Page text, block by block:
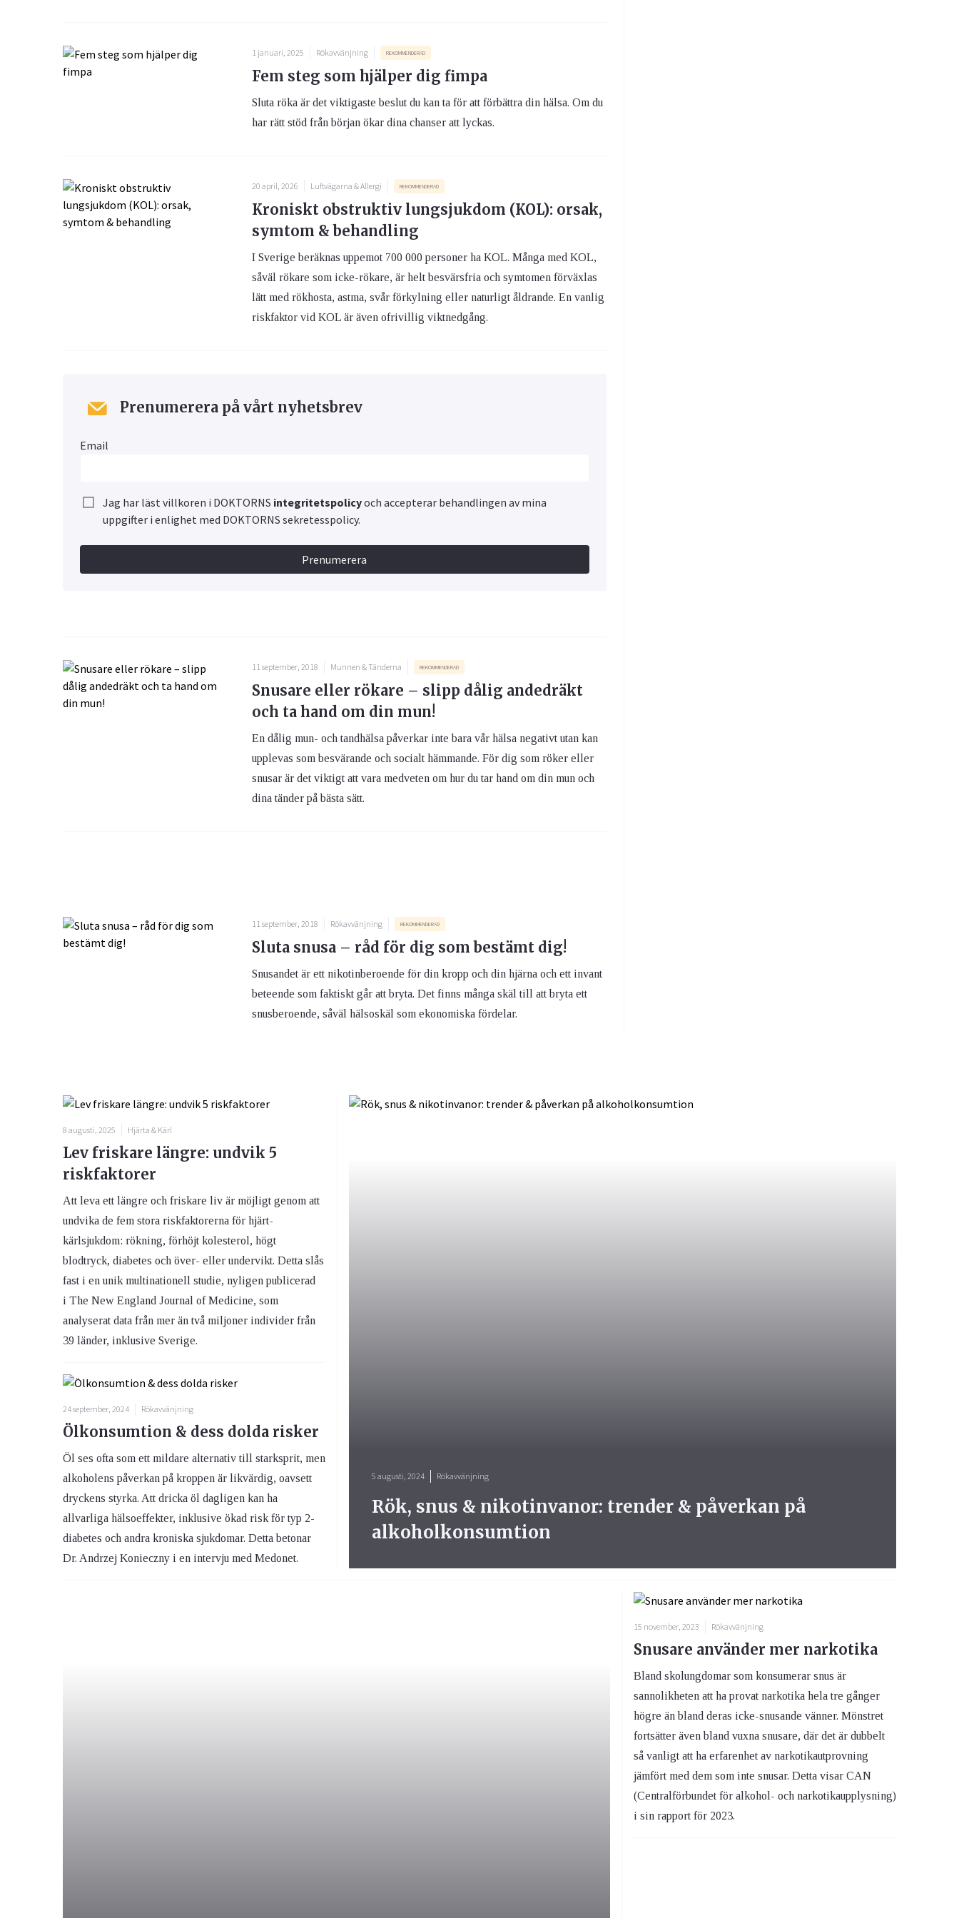
1 januari, 2025 Rökavvänjning REKOMMENDERAD
Fem steg som hjälper dig fimpa
Sluta röka är det viktigaste beslut du kan ta för att förbättra din hälsa. Om du
har rätt stöd från början ökar dina chanser att lyckas.
20 april, 2026 Luftvägarna & Allergi REKOMMENDERAD
Kroniskt obstruktiv lungsjukdom (KOL): orsak,
symtom & behandling
I Sverige beräknas uppemot 700 000 personer ha KOL. Många med KOL,
såväl rökare som icke-rökare, är helt besvärsfria och symtomen förväxlas
lätt med rökhosta, astma, svår förkylning eller naturligt åldrande. En vanlig
riskfaktor vid KOL är även ofrivillig viktnedgång.
Prenumerera på vårt nyhetsbrev
Email
Jag har läst villkoren i DOKTORNS integritetspolicyoch accepterar behandlingen av mina
uppgifter i enlighet med DOKTORNS sekretesspolicy.
Prenumerera
11 september, 2018 Munnen & Tänderna REKOMMENDERAD
Snusare eller rökare – slipp dålig andedräkt
och ta hand om din mun!
En dålig mun- och tandhälsa påverkar inte bara vår hälsa negativt utan kan
upplevas som besvärande och socialt hämmande. För dig som röker eller
snusar är det viktigt att vara medveten om hur du tar hand om din mun och
dina tänder på bästa sätt.
11 september, 2018 Rökavvänjning REKOMMENDERAD
Sluta snusa – råd för dig som bestämt dig!
Snusandet är ett nikotinberoende för din kropp och din hjärna och ett invant
beteende som faktiskt går att bryta. Det finns många skäl till att bryta ett
snusberoende, såväl hälsoskäl som ekonomiska fördelar.
8 augusti, 2025 Hjärta & Kärl
Lev friskare längre: undvik 5
riskfaktorer
Att leva ett längre och friskare liv är möjligt genom att
undvika de fem stora riskfaktorerna för hjärt-
kärlsjukdom: rökning, förhöjt kolesterol, högt
blodtryck, diabetes och över- eller undervikt. Detta slås
fast i en unik multinationell studie, nyligen publicerad
i The New England Journal of Medicine, som
analyserat data från mer än två miljoner individer från
39 länder, inklusive Sverige.
24 september, 2024 Rökavvänjning
Ölkonsumtion & dess dolda risker
Öl ses ofta som ett mildare alternativ till starksprit, men
alkoholens påverkan på kroppen är likvärdig, oavsett
dryckens styrka. Att dricka öl dagligen kan ha
allvarliga hälsoeffekter, inklusive ökad risk för typ 2-
diabetes och andra kroniska sjukdomar. Detta betonar
Dr. Andrzej Konieczny i en intervju med Medonet.
5 augusti, 2024 Rökavvänjning
Rök, snus & nikotinvanor: trender & påverkan på
alkoholkonsumtion
15 november, 2023 Rökavvänjning
Snusare använder mer narkotika
Bland skolungdomar som konsumerar snus är
sannolikheten att ha provat narkotika hela tre gånger
högre än bland deras icke-snusande vänner. Mönstret
fortsätter även bland vuxna snusare, där det är dubbelt
så vanligt att ha erfarenhet av narkotikautprovning
jämfört med dem som inte snusar. Detta visar CAN
(Centralförbundet för alkohol- och narkotikaupplysning)
i sin rapport för 2023.